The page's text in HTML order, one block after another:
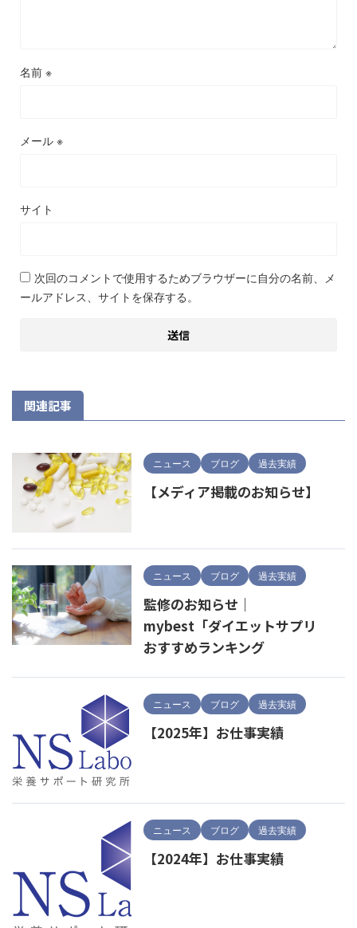
名前 ※
メール ※
サイト
次回のコメントで使用するためブラウザーに自分の名前、メ
ールアドレス、サイトを保存する。
関連記事
ニュース ブログ 過去実績
【メディア掲載のお知らせ】
ニュース ブログ 過去実績
監修のお知らせ｜
mybest「ダイエットサプリ
おすすめランキング
ニュース ブログ 過去実績
【2025年】お仕事実績
ニュース ブログ 過去実績
【2024年】お仕事実績